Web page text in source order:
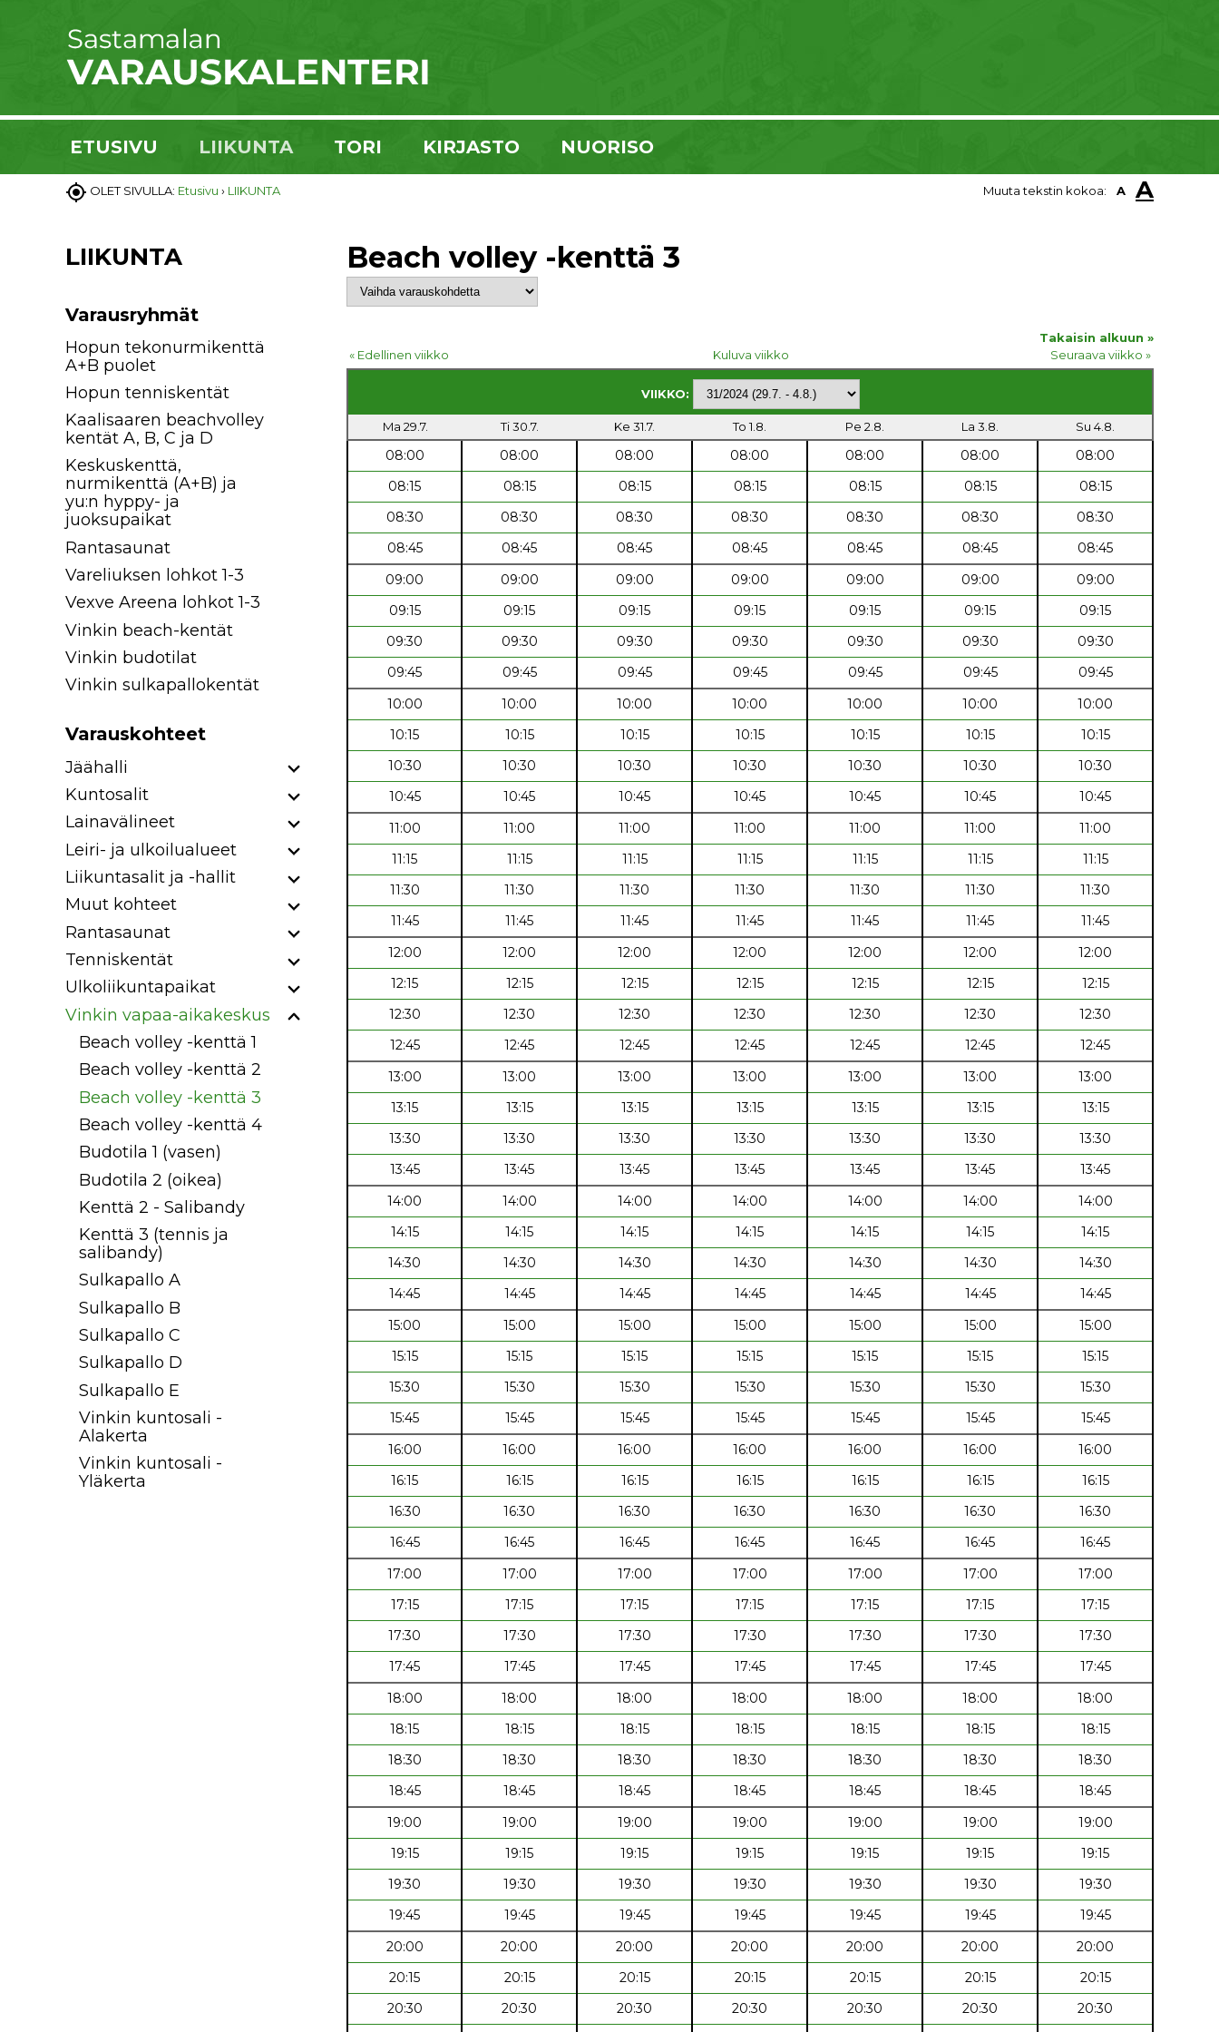
ETUSIVU LIIKUNTA TORI KIRJASTO NUORISO
 OLET SIVULLA: Etusivu › LIIKUNTA Muuta tekstin kokoa: A A
LIIKUNTA
Varausryhmät
Hopun tekonurmikenttä
A+B puolet
Hopun tenniskentät
Kaalisaaren beachvolley
kentät A, B, C ja D
Keskuskenttä,
nurmikenttä (A+B) ja
yu:n hyppy- ja
juoksupaikat
Rantasaunat
Vareliuksen lohkot 1-3
Vexve Areena lohkot 1-3
Vinkin beach-kentät
Vinkin budotilat
Vinkin sulkapallokentät
Varauskohteet
Jäähalli
Kuntosalit
Lainavälineet
Leiri- ja ulkoilualueet
Liikuntasalit ja -hallit
Muut kohteet
Rantasaunat
Tenniskentät
Ulkoliikuntapaikat
Vinkin vapaa-aikakeskus
Beach volley -kenttä 1
Beach volley -kenttä 2
Beach volley -kenttä 3
Beach volley -kenttä 4
Budotila 1 (vasen)
Budotila 2 (oikea)
Kenttä 2 - Salibandy
Kenttä 3 (tennis ja
salibandy)
Sulkapallo A
Sulkapallo B
Sulkapallo C
Sulkapallo D
Sulkapallo E
Vinkin kuntosali -
Alakerta
Vinkin kuntosali -
Yläkerta
Beach volley -kenttä 3
Takaisin alkuun »
« Edellinen viikko
Kuluva viikko Seuraava viikko »
VIIKKO:
Ma 29.7. Ti 30.7. Ke 31.7. To 1.8. Pe 2.8. La 3.8. Su 4.8.
08:00 08:00 08:00 08:00 08:00 08:00
08:00
08:15
08:15 08:15 08:15 08:15 08:15
08:15
08:30
08:30 08:30 08:30 08:30 08:30
08:30
08:45
08:45 08:45 08:45 08:45 08:45
08:45
09:00
09:00 09:00 09:00 09:00 09:00
09:00
09:15
09:15 09:15 09:15 09:15 09:15
09:15
09:30
09:30 09:30 09:30 09:30 09:30
09:30
09:45
09:45 09:45 09:45 09:45 09:45
09:45
10:00
10:00 10:00 10:00 10:00 10:00
10:00
10:15
10:15 10:15 10:15 10:15 10:15
10:15
10:30
10:30 10:30 10:30 10:30 10:30
10:30
10:45
10:45 10:45 10:45 10:45 10:45
10:45
11:00
11:00 11:00 11:00 11:00 11:00
11:00
11:15
11:15 11:15 11:15 11:15 11:15
11:15
11:30
11:30 11:30 11:30 11:30 11:30
11:30
11:45
11:45 11:45 11:45 11:45 11:45
11:45
12:00
12:00 12:00 12:00 12:00 12:00
12:00
12:15
12:15 12:15 12:15 12:15 12:15
12:15
12:30
12:30 12:30 12:30 12:30 12:30
12:30
12:45
12:45 12:45 12:45 12:45 12:45
12:45
13:00
13:00 13:00 13:00 13:00 13:00
13:00
13:15
13:15 13:15 13:15 13:15 13:15
13:15
13:30
13:30 13:30 13:30 13:30 13:30
13:30
13:45
13:45 13:45 13:45 13:45 13:45
13:45
14:00
14:00 14:00 14:00 14:00 14:00
14:00
14:15
14:15 14:15 14:15 14:15 14:15
14:15
14:30
14:30 14:30 14:30 14:30 14:30
14:30
14:45
14:45 14:45 14:45 14:45 14:45
14:45
15:00
15:00 15:00 15:00 15:00 15:00
15:00
15:15
15:15 15:15 15:15 15:15 15:15
15:15
15:30
15:30 15:30 15:30 15:30 15:30
15:30
15:45
15:45 15:45 15:45 15:45 15:45
15:45
16:00
16:00 16:00 16:00 16:00 16:00
16:00
16:15
16:15 16:15 16:15 16:15 16:15
16:15
16:30
16:30 16:30 16:30 16:30 16:30
16:30
16:45
16:45 16:45 16:45 16:45 16:45
16:45
17:00
17:00 17:00 17:00 17:00 17:00
17:00
17:15
17:15 17:15 17:15 17:15 17:15
17:15
17:30
17:30 17:30 17:30 17:30 17:30
17:30
17:45
17:45 17:45 17:45 17:45 17:45
17:45
18:00
18:00 18:00 18:00 18:00 18:00
18:00
18:15
18:15 18:15 18:15 18:15 18:15
18:15
18:30
18:30 18:30 18:30 18:30 18:30
18:30
18:45
18:45 18:45 18:45 18:45 18:45
18:45
19:00
19:00 19:00 19:00 19:00 19:00
19:00
19:15
19:15 19:15 19:15 19:15 19:15
19:15
19:30
19:30 19:30 19:30 19:30 19:30
19:30
19:45
19:45 19:45 19:45 19:45 19:45
19:45
20:00
20:00 20:00 20:00 20:00 20:00
20:00
20:15
20:15 20:15 20:15 20:15 20:15
20:15
20:30
20:30 20:30 20:30 20:30 20:30
20:30